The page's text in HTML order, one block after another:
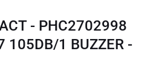
- PHC2702998
105DB/1 BUZZER -